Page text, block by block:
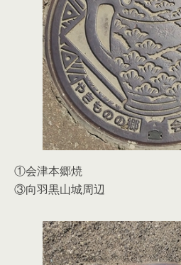
①会津本郷焼
③向羽黒山城周辺